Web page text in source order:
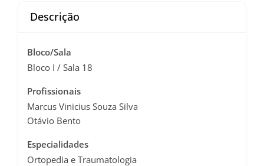
Descrição
Bloco/Sala
Bloco I / Sala 18
Profissionais
Marcus Vinicius Souza Silva
Otávio Bento
Especialidades
Ortopedia e Traumatologia